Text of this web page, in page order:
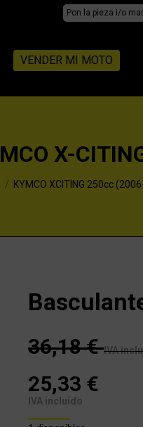
Search:
VENDER MI MOTO
X-
KYMCO XCITING 250cc
36,18€ IVA
25,33 €
IVA incluido